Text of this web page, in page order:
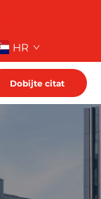
HR
Dobijte citat